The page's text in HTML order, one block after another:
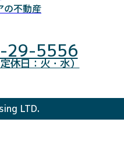
の不動産
29-5556
休日：火・水）
LTD.